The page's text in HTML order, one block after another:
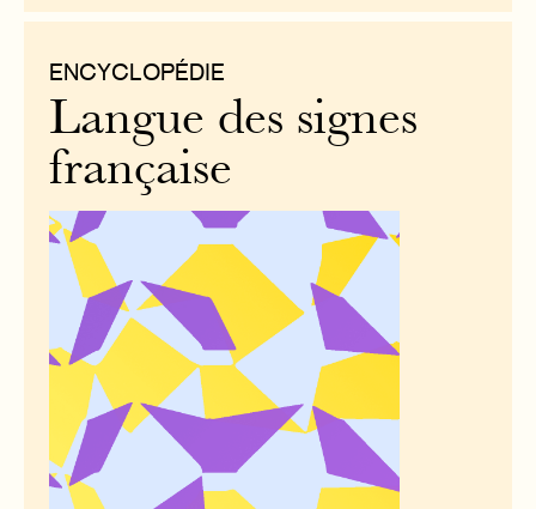
ENCYCLOPÉDIE
Langue des signes
française